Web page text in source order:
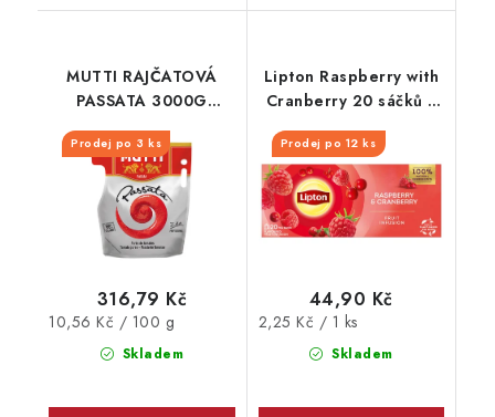
MUTTI RAJČATOVÁ
PASSATA 3000G
SÁČEK
Prodej po 3 ks
Skladem
316,79 Kč
Měrná
10,56 Kč / 100 g
Lipton Raspberry with
Cranberry 20 sáčků x
1,7g
Prodej po 12 ks
Skladem
44,90 Kč
Měrná
2,25 Kč / 1 ks